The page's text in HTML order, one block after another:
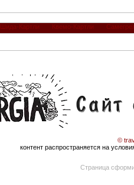
Шида-Картли Квемо-Картли
©
контент распространяется на
Страница